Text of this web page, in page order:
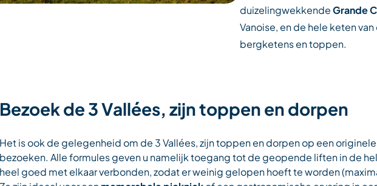
duizelingwekkendeGrande
Vanoise, en de hele keten van
bergketens en toppen.
Bezoek de 3 Vallées, zijn toppen en dorpen
Het is ook de gelegenheid om de 3 Vallées, zijn toppen en dorpen op een
bezoeken. Alle formules geven u namelijk toegang tot de geopende liften in de
heel goed met elkaar verbonden, zodat er weinig gelopen hoeft te worden